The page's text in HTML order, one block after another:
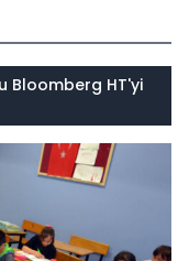
Bloomberg HT'yi